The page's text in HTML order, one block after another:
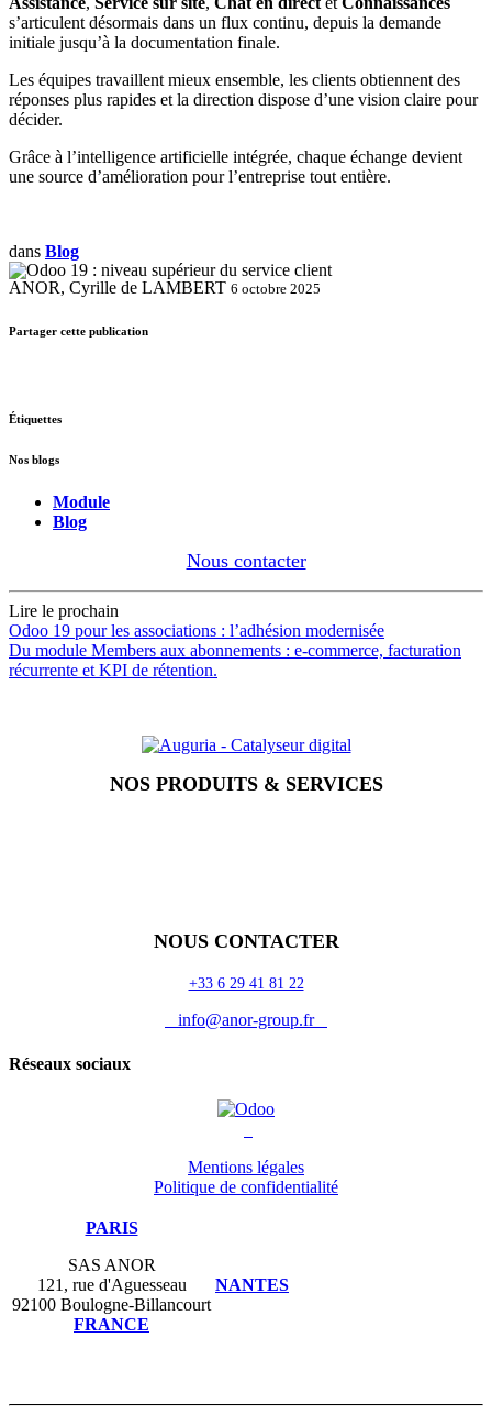
s’articulent désormais dans un flux continu, depuis la demande
initiale jusqu’à la documentation finale.
Les équipes travaillent mieux ensemble, les clients obtiennent des
réponses plus rapides et la direction dispose d’une vision claire pour
décider.
Grâce à l’intelligence artificielle intégrée, chaque échange devient
une source d’amélioration pour l’entreprise tout entière.
dans Blog
ANOR, Cyrille de LAMBERT 6 octobre 2025
Partager cette publication
Étiquettes
Nos blogs
Module
Blog
Nous contacter
Lire le prochain
Odoo 19 pour les associations : l’adhésion modernisée
Du module Members aux abonnements : e-commerce, facturation
récurrente et KPI de rétention.
NOS PRODUITS & SERVICES
NOUS CONTACTER
+33 6 29 41 81 22
info@anor-group.fr
Réseaux sociaux
Mentions légales
Politique de confidentialité
PARIS
SAS ANOR
121, rue d'Aguesseau
92100 Boulogne-Billancourt
FRANCE
NANTES